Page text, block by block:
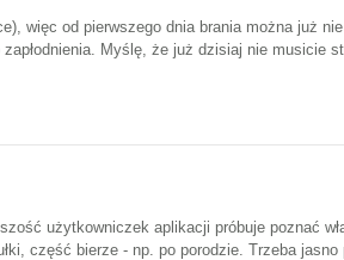
więc od pierwszego dnia brania można już
Myślę, że już dzisiaj nie musicie
użytkowniczek aplikacji próbuje poznać
część bierze - np. po porodzie. Trzeba